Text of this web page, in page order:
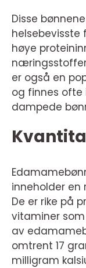
Disse
helsebevisste
høye
er også en
og finnes ofte
dampede
inneholder en
De er rike på
vitaminer
av
omtrent 17
milligram